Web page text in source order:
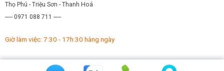
Thọ Phú - Triệu Sơn - Thanh Hoá
----- 0971 088 711 -----
Giờ làm việc: 7:30 - 17h:30 hàng ngày